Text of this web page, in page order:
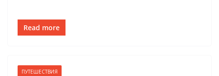
Read more
ПУТЕШЕСТВИЯ